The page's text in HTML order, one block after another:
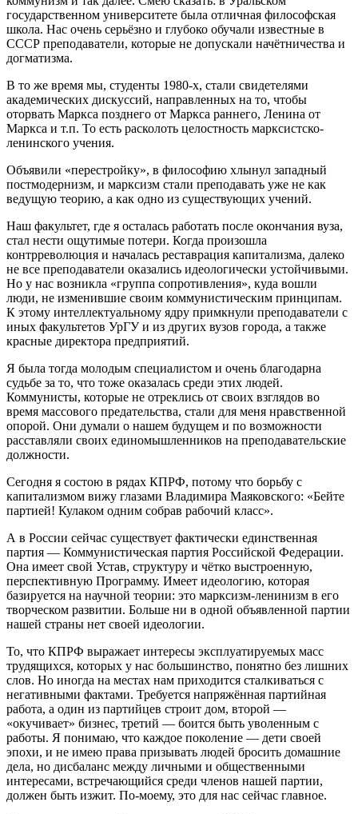
государственном университете была отличная философская
школа. Нас очень серьёзно и глубоко обучали известные в
СССР преподаватели, которые не допускали начётничества и
догматизма.
В то же время мы, студенты 1980-х, стали свидетелями
академических дискуссий, направленных на то, чтобы
оторвать Маркса позднего от Маркса раннего, Ленина от
Маркса и т.п. То есть расколоть целостность марксистско-
ленинского учения.
Объявили «перестройку», в философию хлынул западный
постмодернизм, и марксизм стали преподавать уже не как
ведущую теорию, а как одно из существующих учений.
Наш факультет, где я осталась работать после окончания вуза,
стал нести ощутимые потери. Когда произошла
контрреволюция и началась реставрация капитализма, далеко
не все преподаватели оказались идеологически устойчивыми.
Но у нас возникла «группа сопротивления», куда вошли
люди, не изменившие своим коммунистическим принципам.
К этому интеллектуальному ядру примкнули преподаватели с
иных факультетов УрГУ и из других вузов города, а также
красные директора предприятий.
Я была тогда молодым специалистом и очень благодарна
судьбе за то, что тоже оказалась среди этих людей.
Коммунисты, которые не отреклись от своих взглядов во
время массового предательства, стали для меня нравственной
опорой. Они думали о нашем будущем и по возможности
расставляли своих единомышленников на преподавательские
должности.
Сегодня я состою в рядах КПРФ, потому что борьбу с
капитализмом вижу глазами Владимира Маяковского: «Бейте
партией! Кулаком одним собрав рабочий класс».
А в России сейчас существует фактически единственная
партия — Коммунистическая партия Российской Федерации.
Она имеет свой Устав, структуру и чётко выстроенную,
перспективную Программу. Имеет идеологию, которая
базируется на научной теории: это марксизм-ленинизм в его
творческом развитии. Больше ни в одной объявленной партии
нашей страны нет своей идеологии.
То, что КПРФ выражает интересы эксплуатируемых масс
трудящихся, которых у нас большинство, понятно без лишних
слов. Но иногда на местах нам приходится сталкиваться с
негативными фактами. Требуется напряжённая партийная
работа, а один из партийцев строит дом, второй —
«окучивает» бизнес, третий — боится быть уволенным с
работы. Я понимаю, что каждое поколение — дети своей
эпохи, и не имею права призывать людей бросить домашние
дела, но дисбаланс между личными и общественными
интересами, встречающийся среди членов нашей партии,
должен быть изжит. По-моему, это для нас сейчас главное.